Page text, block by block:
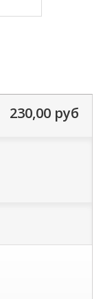
230,00 руб